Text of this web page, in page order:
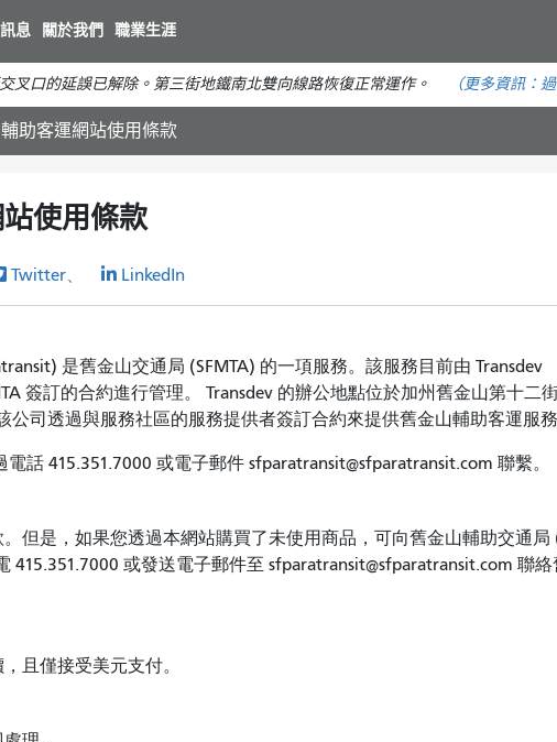
主
要
訊息 關於我們 職業生涯
叉口的延誤已解除。第三街地鐵南北雙向線路恢復正常運作。 （更多資訊：
助客運網站使用條款
使用條款
Twitter、 LinkedIn
是舊金山交通局 (SFMTA) 的一項服務。該服務目前由 Transdev
簽訂的合約進行管理。 Transdev 的辦公地點位於加州舊金山第十二
公司透過與服務社區的服務提供者簽訂合約來提供舊金山輔助客運服務
話 415.351.7000 或電子郵件 sfparatransit@sfparatransit.com 聯繫。
但是，如果您透過本網站購買了未使用商品，可向舊金山輔助交通局
415.351.7000 或發送電子郵件至 sfparatransit@sfparatransit.com 聯絡
且僅接受美元支付。